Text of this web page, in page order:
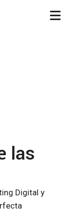
las
Digital y